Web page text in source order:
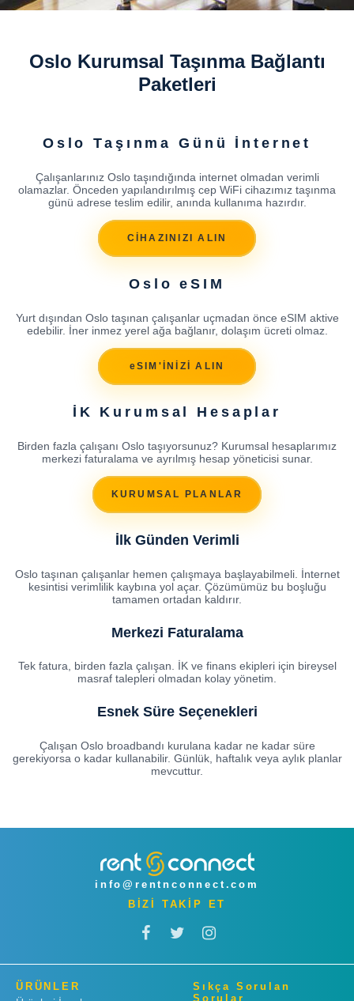
Oslo Kurumsal Taşınma Bağlantı
Paketleri
Oslo Taşınma Günü İnternet
Çalışanlarınız Oslo taşındığında internet olmadan verimli
olamazlar. Önceden yapılandırılmış cep WiFi cihazımız taşınma
günü adrese teslim edilir, anında kullanıma hazırdır.
CİHAZINIZI ALIN
Oslo eSIM
Yurt dışından Oslo taşınan çalışanlar uçmadan önce eSIM aktive
edebilir. İner inmez yerel ağa bağlanır, dolaşım ücreti olmaz.
eSIM'İNİZİ ALIN
İK Kurumsal Hesaplar
Birden fazla çalışanı Oslo taşıyorsunuz? Kurumsal hesaplarımız
merkezi faturalama ve ayrılmış hesap yöneticisi sunar.
KURUMSAL PLANLAR
İlk Günden Verimli
Oslo taşınan çalışanlar hemen çalışmaya başlayabilmeli. İnternet
kesintisi verimlilik kaybına yol açar. Çözümümüz bu boşluğu
tamamen ortadan kaldırır.
Merkezi Faturalama
Tek fatura, birden fazla çalışan. İK ve finans ekipleri için bireysel
masraf talepleri olmadan kolay yönetim.
Esnek Süre Seçenekleri
Çalışan Oslo broadbandı kurulana kadar ne kadar süre
gerekiyorsa o kadar kullanabilir. Günlük, haftalık veya aylık planlar
mevcuttur.
info@rentnconnect.com
BİZİ TAKİP ET
ÜRÜNLER
Sıkça Sorulan
Sorular